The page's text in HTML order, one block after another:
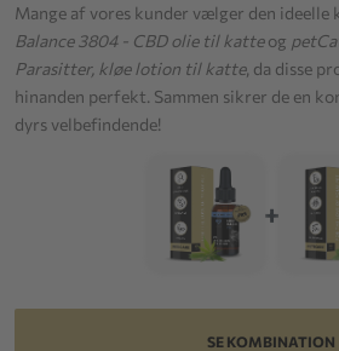
Mange af vores kunder vælger den ideelle
Balance 3804 - CBD olie til katteog
Parasitter, kløe lotion til katte, da disse
hinanden perfekt. Sammen sikrer de en
dyrs velbefindende!
+
SE KOMBINATION